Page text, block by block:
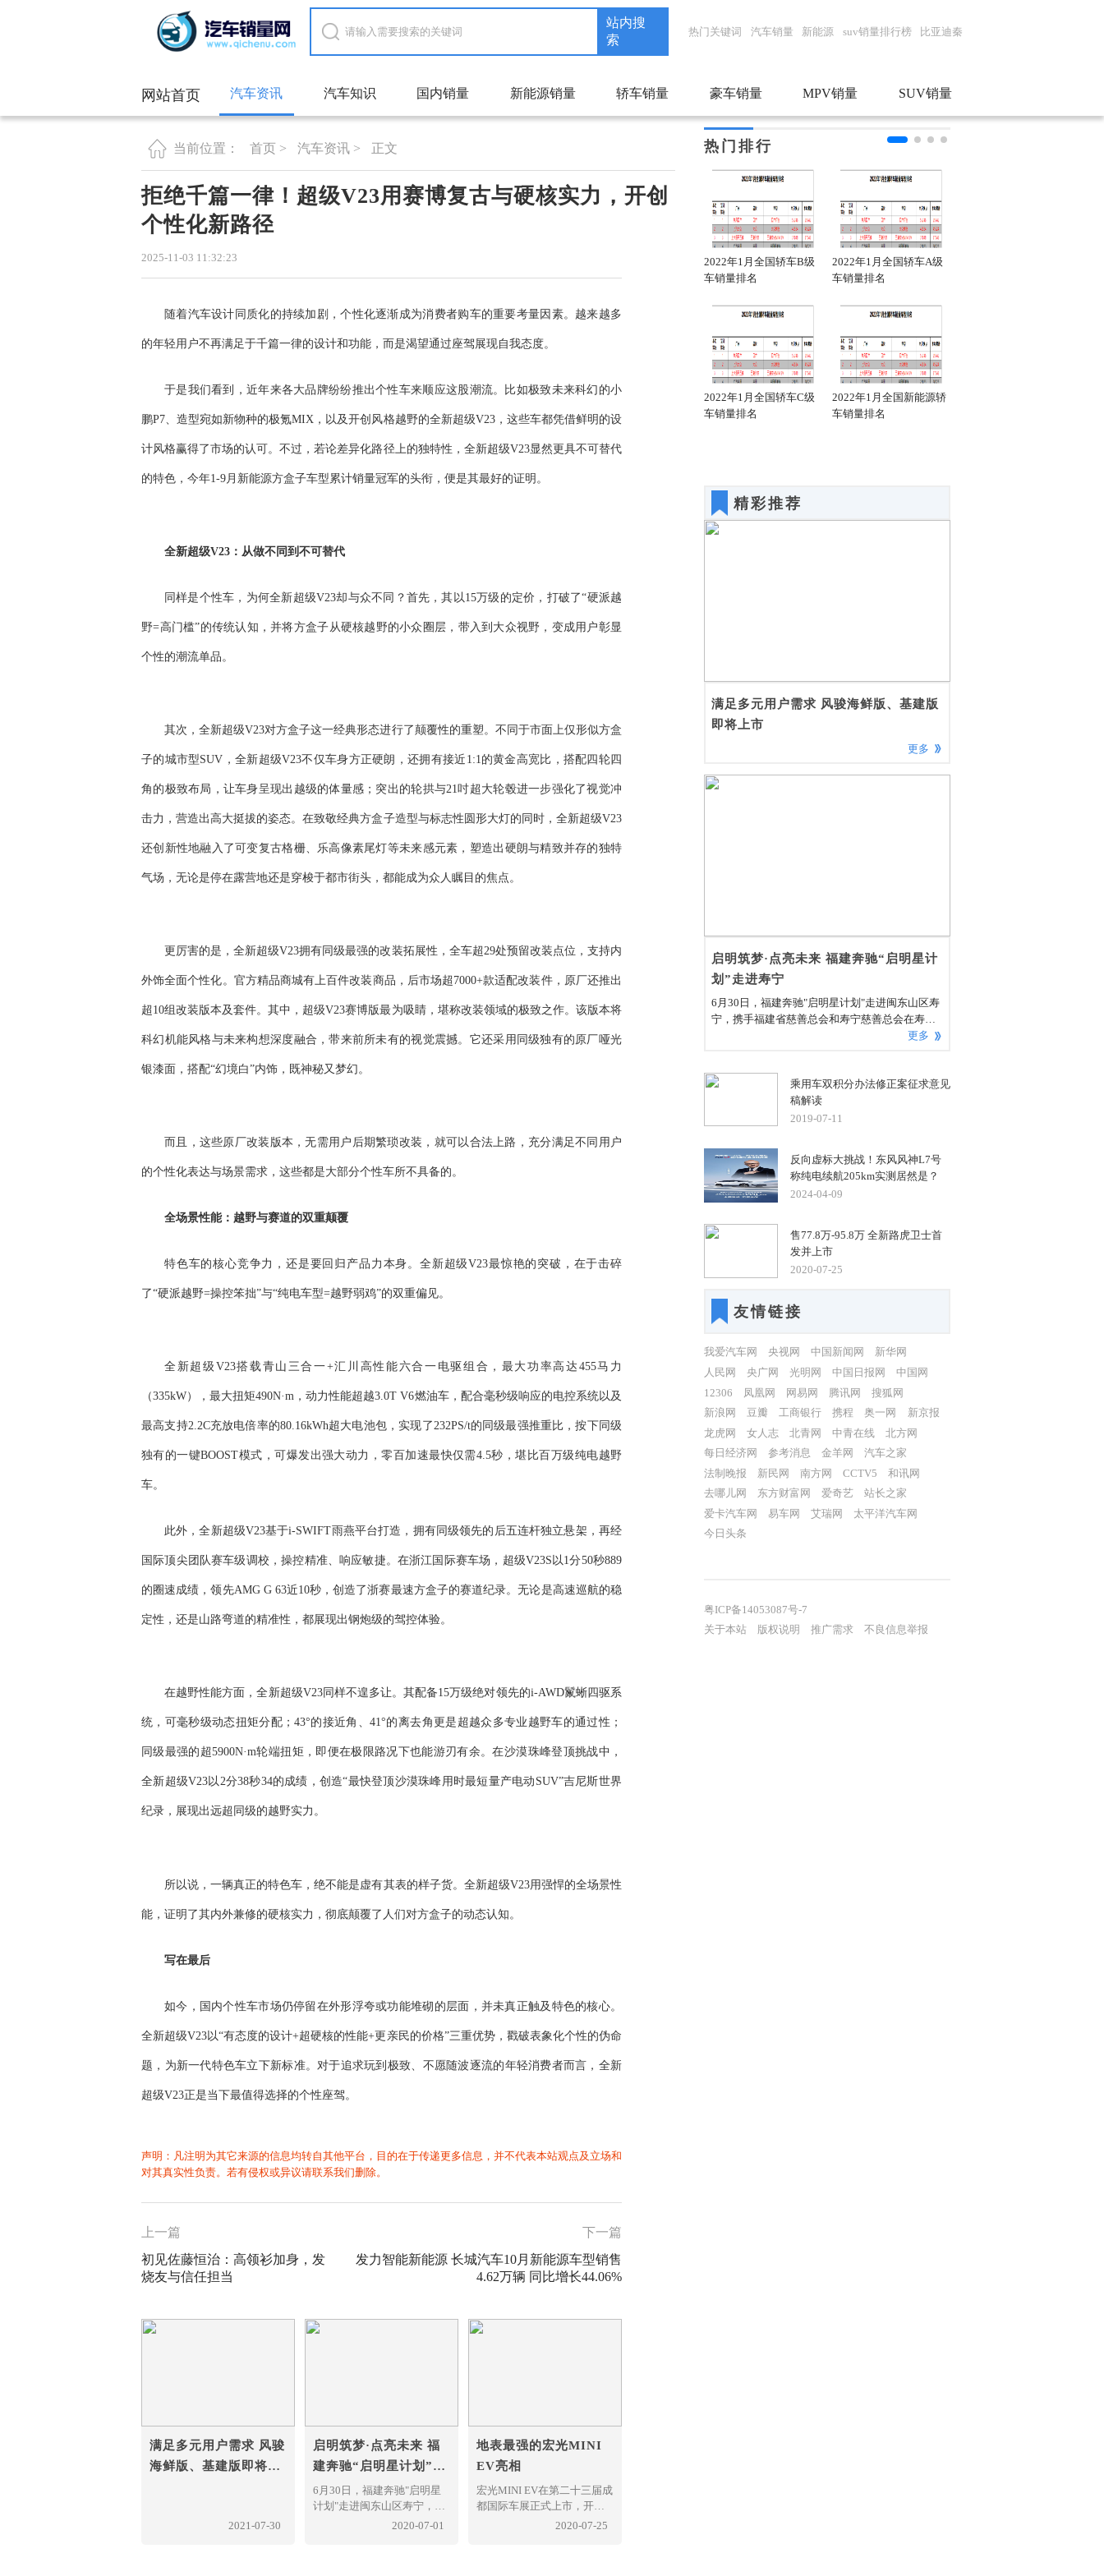
站内搜
索
热门关键词 汽车销量 新能源 suv销量排行榜 比亚迪秦
网站首页 汽车资讯 汽车知识 国内销量 新能源销量 轿车销量 豪车销量 MPV销量 SUV销量
当前位置： 首页 > 汽车资讯 > 正文
拒绝千篇一律！超级V23用赛博复古与硬核实力，开创
个性化新路径
2025-11-03 11:32:23
随着汽车设计同质化的持续加剧，个性化逐渐成为消费者购车的重要考量因素。越来越多
的年轻用户不再满足于千篇一律的设计和功能，而是渴望通过座驾展现自我态度。
于是我们看到，近年来各大品牌纷纷推出个性车来顺应这股潮流。比如极致未来科幻的小
鹏P7、造型宛如新物种的极氪MIX，以及开创风格越野的全新超级V23，这些车都凭借鲜明的设
计风格赢得了市场的认可。不过，若论差异化路径上的独特性，全新超级V23显然更具不可替代
的特色，今年1-9月新能源方盒子车型累计销量冠军的头衔，便是其最好的证明。
全新超级V23：从做不同到不可替代
同样是个性车，为何全新超级V23却与众不同？首先，其以15万级的定价，打破了“硬派越
野=高门槛”的传统认知，并将方盒子从硬核越野的小众圈层，带入到大众视野，变成用户彰显
个性的潮流单品。
其次，全新超级V23对方盒子这一经典形态进行了颠覆性的重塑。不同于市面上仅形似方盒
子的城市型SUV，全新超级V23不仅车身方正硬朗，还拥有接近1:1的黄金高宽比，搭配四轮四
角的极致布局，让车身呈现出越级的体量感；突出的轮拱与21吋超大轮毂进一步强化了视觉冲
击力，营造出高大挺拔的姿态。在致敬经典方盒子造型与标志性圆形大灯的同时，全新超级V23
还创新性地融入了可变复古格栅、乐高像素尾灯等未来感元素，塑造出硬朗与精致并存的独特
气场，无论是停在露营地还是穿梭于都市街头，都能成为众人瞩目的焦点。
更厉害的是，全新超级V23拥有同级最强的改装拓展性，全车超29处预留改装点位，支持内
外饰全面个性化。官方精品商城有上百件改装商品，后市场超7000+款适配改装件，原厂还推出
超10组改装版本及套件。其中，超级V23赛博版最为吸睛，堪称改装领域的极致之作。该版本将
科幻机能风格与未来构想深度融合，带来前所未有的视觉震撼。它还采用同级独有的原厂哑光
银漆面，搭配“幻境白”内饰，既神秘又梦幻。
而且，这些原厂改装版本，无需用户后期繁琐改装，就可以合法上路，充分满足不同用户
的个性化表达与场景需求，这些都是大部分个性车所不具备的。
全场景性能：越野与赛道的双重颠覆
特色车的核心竞争力，还是要回归产品力本身。全新超级V23最惊艳的突破，在于击碎
了“硬派越野=操控笨拙”与“纯电车型=越野弱鸡”的双重偏见。
全新超级V23搭载青山三合一+汇川高性能六合一电驱组合，最大功率高达455马力
（335kW），最大扭矩490N·m，动力性能超越3.0T V6燃油车，配合毫秒级响应的电控系统以及
最高支持2.2C充放电倍率的80.16kWh超大电池包，实现了232PS/t的同级最强推重比，按下同级
独有的一键BOOST模式，可爆发出强大动力，零百加速最快仅需4.5秒，堪比百万级纯电越野
车。
此外，全新超级V23基于i-SWIFT雨燕平台打造，拥有同级领先的后五连杆独立悬架，再经
国际顶尖团队赛车级调校，操控精准、响应敏捷。在浙江国际赛车场，超级V23S以1分50秒889
的圈速成绩，领先AMG G 63近10秒，创造了浙赛最速方盒子的赛道纪录。无论是高速巡航的稳
定性，还是山路弯道的精准性，都展现出钢炮级的驾控体验。
在越野性能方面，全新超级V23同样不遑多让。其配备15万级绝对领先的i-AWD鬣蜥四驱系
统，可毫秒级动态扭矩分配；43°的接近角、41°的离去角更是超越众多专业越野车的通过性；
同级最强的超5900N·m轮端扭矩，即便在极限路况下也能游刃有余。在沙漠珠峰登顶挑战中，
全新超级V23以2分38秒34的成绩，创造“最快登顶沙漠珠峰用时最短量产电动SUV”吉尼斯世界
纪录，展现出远超同级的越野实力。
所以说，一辆真正的特色车，绝不能是虚有其表的样子货。全新超级V23用强悍的全场景性
能，证明了其内外兼修的硬核实力，彻底颠覆了人们对方盒子的动态认知。
写在最后
如今，国内个性车市场仍停留在外形浮夸或功能堆砌的层面，并未真正触及特色的核心。
全新超级V23以“有态度的设计+超硬核的性能+更亲民的价格”三重优势，戳破表象化个性的伪命
题，为新一代特色车立下新标准。对于追求玩到极致、不愿随波逐流的年轻消费者而言，全新
超级V23正是当下最值得选择的个性座驾。
声明：凡注明为其它来源的信息均转自其他平台，目的在于传递更多信息，并不代表本站观点及立场和
对其真实性负责。若有侵权或异议请联系我们删除。
上一篇
初见佐藤恒治：高领衫加身，发
烧友与信任担当
下一篇
发力智能新能源 长城汽车10月新能源车型销售
4.62万辆 同比增长44.06%
满足多元用户需求 风骏
海鲜版、基建版即将上
2021-07-30
启明筑梦·点亮未来 福
建奔驰“启明星计划”走
进寿宁
6月30日，福建奔驰"启明星
计划"走进闽东山区寿宁，携
手福建省慈善总会和寿宁慈
2020-07-01
地表最强的宏光MINI
EV亮相
宏光MINI EV在第二十三届成
都国际车展正式上市，开启
人民出行“小时代”。新车共
2020-07-25
热门排行
A级车销量排名
C级车销量排名
2022年1月全国轿车销量
同比增幅排名
2022年1月全国轿车销量
汽车厂商排名
2022年1月全国轿车B级
车销量排名
2022年1月全国轿车A级
车销量排名
2022年1月全国轿车C级
车销量排名
2022年1月全国新能源轿
车销量排名
精彩推荐
满足多元用户需求 风骏海鲜版、基建版
即将上市
更多
启明筑梦·点亮未来 福建奔驰“启明星计
划”走进寿宁
6月30日，福建奔驰"启明星计划"走进闽东山区寿
宁，携手福建省慈善总会和寿宁慈善总会在寿宁
县南阳中心小学举办"启明筑梦·点亮未来"图书捐
党委书记、执行副总裁符磊一行的到访给予了热
更多
乘用车双积分办法修正案征求意见
稿解读
2019-07-11
反向虚标大挑战！东风风神L7号
称纯电续航205km实测居然是？
2024-04-09
售77.8万-95.8万 全新路虎卫士首
发并上市
2020-07-25
友情链接
我爱汽车网 央视网 中国新闻网
新华网
人民网
央广网 光明网 中国日报网
中国网
12306
凤凰网 网易网 腾讯网
搜狐网
新浪网
豆瓣 工商银行 携程 奥一网
新京报
龙虎网
女人志 北青网 中青在线
北方网
每日经济网
参考消息 金羊网
汽车之家
法制晚报
新民网 南方网 CCTV5
和讯网
去哪儿网
东方财富网 爱奇艺
站长之家
爱卡汽车网
易车网 艾瑞网
太平洋汽车网
今日头条
粤ICP备14053087号-7
关于本站
版权说明 推广需求 不良信息举报